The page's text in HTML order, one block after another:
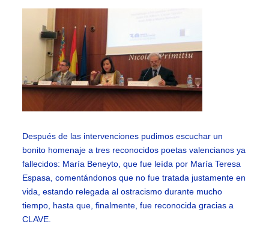
Después de las intervenciones pudimos escuchar un
bonito homenaje a tres reconocidos poetas valencianos ya
fallecidos: María Beneyto, que fue leída por María Teresa
Espasa, comentándonos que no fue tratada justamente en
vida, estando relegada al ostracismo durante mucho
tiempo, hasta que, finalmente, fue reconocida gracias a
CLAVE.